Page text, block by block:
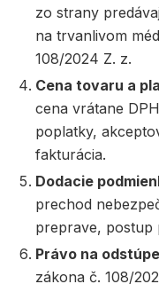
zo strany
na trvanlivom
108/2024 Z. z.
Cena tovaru a
cena vrátane
poplatky,
fakturácia.
Dodacie
prechod
preprave, postup
Právo na
zákona č. 108/